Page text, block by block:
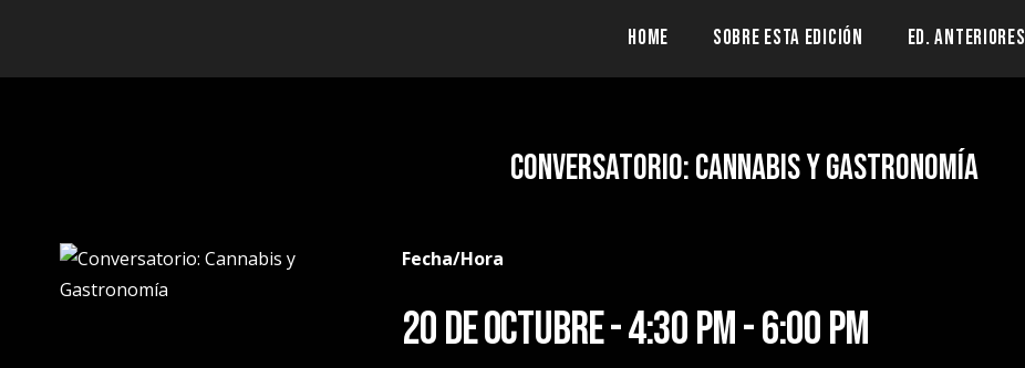
HOME SOBRE ESTA EDICIÓN ED. ANTERIORES
Conversatorio: Cannabis y Gastronomía
Fecha/Hora
20 de octubre - 4:30 pm - 6:00 pm